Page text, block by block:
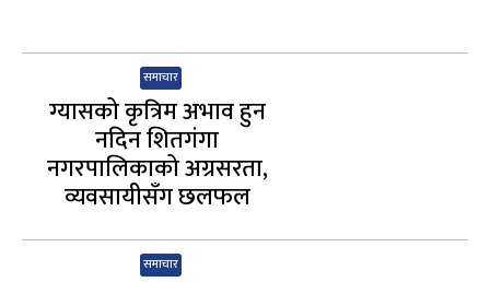
समाचार
ग्यासको कृत्रिम अभाव हुन
नदिन शितगंगा
नगरपालिकाको अग्रसरता,
व्यवसायीसँग छलफल
समाचार